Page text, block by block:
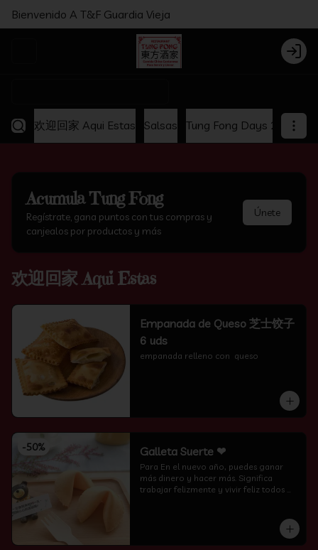
Bienvenido A T&F Guardia Vieja
Login
欢迎回家 Aqui Estas Salsas Tung Fong Days 2x1
AcumulaTung Fong
Regístrate, gana puntos con tus compras y
canjealos por productos y más
Únete
欢迎回家 Aqui Estas
Empanada de Queso 芝士饺子
6 uds
empanada relleno con  queso
-50% Galleta Suerte ❤
Para En el nuevo año, puedes ganar
más dinero y hacer más. Significa
trabajar felizmente y vivir feliz todos